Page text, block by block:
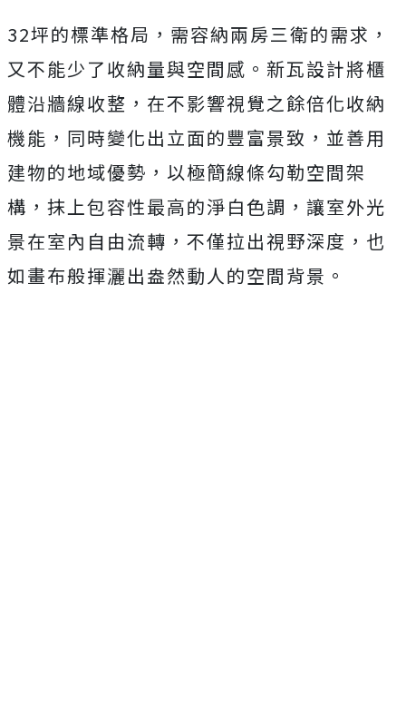
32坪的標準格局，需容納兩房三衛的需求，
又不能少了收納量與空間感。新瓦設計將櫃
體沿牆線收整，在不影響視覺之餘倍化收納
機能，同時變化出立面的豐富景致，並善用
建物的地域優勢，以極簡線條勾勒空間架
構，抹上包容性最高的淨白色調，讓室外光
景在室內自由流轉，不僅拉出視野深度，也
如畫布般揮灑出盎然動人的空間背景。